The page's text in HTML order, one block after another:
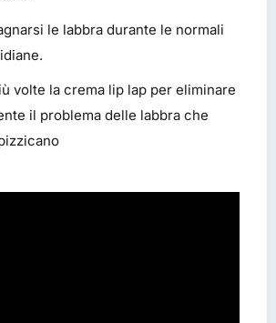
le labbra durante le normali
volte la crema lip lap per eliminare
il problema delle labbra che